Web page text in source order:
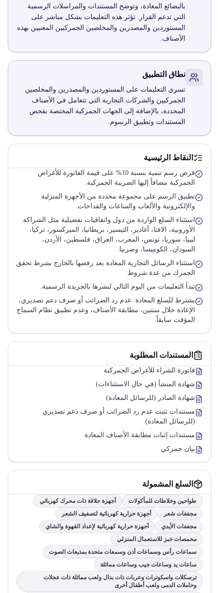
بالبضائع المعادة، وتوضح المستندات والمراسلات الرسمية
التي تدعم القرار. تؤثر هذه التعليمات بشكل مباشر على
المستوردين والمصدرين والمخلصين الجمركيين المعنيين بهذه
الأصناف.
نطاق التطبيق
تسري التعليمات على المستوردين والمصدرين والمخلصين
الجمركيين والشركات التجارية التي تتعامل في الأصناف
المحددة، بالإضافة إلى الجهات الجمركية المختصة بفحص
المستندات وتطبيق الرسوم.
النقاط الرئيسية
فرض رسم تنمية بنسبة 10% على قيمة الفاتورة للأغراض
الجمركية مضافاً إليها الضريبة الجمركية.
تطبيق الرسم على مجموعة محددة من الأجهزة المنزلية
والإلكترونية والألعاب والساعات والقداحات.
استثناء السلع الواردة من دول واتفاقيات تفضيلية مثل الشراكة
الأوروبية، الافتا، أغادير، التيسير، بريطانيا، الميركسور، تركيا،
ليبيا، سوريا، تونس، المغرب، العراق، فلسطين، الأردن،
السودان، الكوميسا، وصربيا.
استثناء الرسائل التجارية المعادة بعد رفضها بالخارج بشرط تحقق
الجمرك من عدة شروط.
تبدأ التعليمات من اليوم التالي لنشرها بالجريدة الرسمية.
يشترط للسلع المعادة: عدم رد الضرائب أو صرف دعم تصديري،
الإعادة خلال سنتين، مطابقة الأصناف، وعدم تطبيق نظام السماح
المؤقت سابقاً.
المستندات المطلوبة
فاتورة الشراء للأغراض الجمركية
شهادة المنشأ (في حال الاستثناءات)
شهادة الصادر (للرسائل المعادة)
مستندات تثبت عدم رد الضرائب أو صرف دعم تصديري
(للرسائل المعادة)
مستندات إثبات مطابقة الأصناف المعادة
بيان جمركي
السلع المشمولة
طواحين وخلاطات للمأكولات
أجهزة حلاقة ذات محرك كهربائي
مجففات شعر
أجهزة حرارية كهربائية لتصفيف الشعر
مجففات الأيدي
أجهزة حرارية كهربائية لإعداد القهوة والشاي
محمصات خبز للاستعمال المنزلي
سماعات رأس وسماعات أذن وسمعات متحدة بمذيعات الصوت
ساعات يد وساعات جيب وساعات مماثلة
ترسكلات واسكوترات وعربات ذات بدال ولعب مماثلة ذات عجلات
وحاملات الدمى ولعب أطفال أخرى